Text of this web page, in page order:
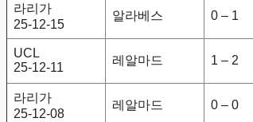
라리가
25-12-15
알라베스 0 – 1
UCL
25-12-11
레알마드 1 – 2
라리가
25-12-08
레알마드 0 – 0